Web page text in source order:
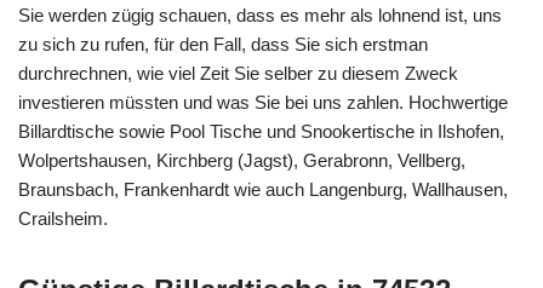
Sie werden zügig schauen, dass es mehr als lohnend ist, uns
zu sich zu rufen, für den Fall, dass Sie sich erstman
durchrechnen, wie viel Zeit Sie selber zu diesem Zweck
investieren müssten und was Sie bei uns zahlen. Hochwertige
Billardtische sowie Pool Tische und Snookertische in Ilshofen,
Wolpertshausen, Kirchberg (Jagst), Gerabronn, Vellberg,
Braunsbach, Frankenhardt wie auch Langenburg, Wallhausen,
Crailsheim.